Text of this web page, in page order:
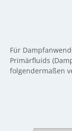
Für
Primärfluids
folgendermaßen